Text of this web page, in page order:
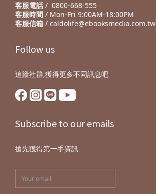
客服電話 / 0800-668-555
客服時間 / Mon-Fri 9:00AM-18:00PM
客服信箱 / caldolife@ebooksmedia.com.tw
Follow us
追蹤社群,獲得更多不同訊息吧
Subscribe to our emails
搶先獲得第一手資訊